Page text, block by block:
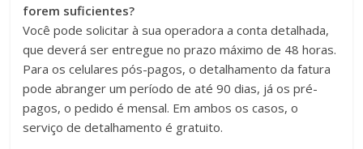
forem suficientes?
Você pode solicitar à sua operadora a conta detalhada,
que deverá ser entregue no prazo máximo de 48 horas.
Para os celulares pós-pagos, o detalhamento da fatura
pode abranger um período de até 90 dias, já os pré-
pagos, o pedido é mensal. Em ambos os casos, o
serviço de detalhamento é gratuito.